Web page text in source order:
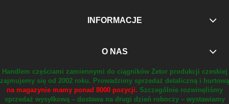
INFORMACJE
O NAS
Handlem częściami zamiennymi do ciągników Zetor produkcji czeskiej
zajmujemy się od 2002 roku. Prowadzimy sprzedaż detaliczną i hurtową
na magazynie mamy ponad 8000 pozycji. Szczególnie rozwinęliśmy
sprzedaż wysyłkową – dostawa na drugi dzień roboczy – wystawiamy